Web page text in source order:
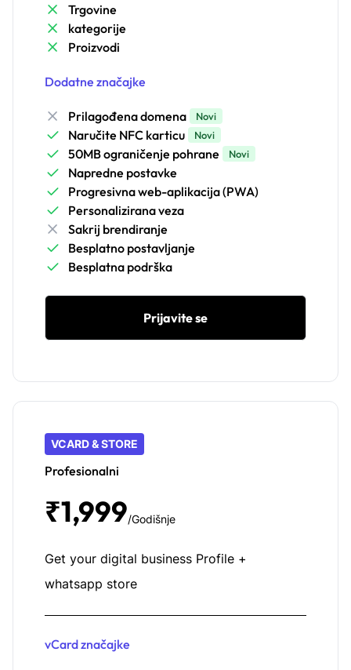
Trgovine
kategorije
Proizvodi
Dodatne značajke
Prilagođena domena Novi
Naručite NFC karticu Novi
50MB ograničenje pohrane Novi
Napredne postavke
Progresivna web-aplikacija (PWA)
Personalizirana veza
Sakrij brendiranje
Besplatno postavljanje
Besplatna podrška
Prijavite se
VCARD & STORE
Profesionalni
₹1,999/Godišnje
Get your digital business Profile +
whatsapp store
vCard značajke